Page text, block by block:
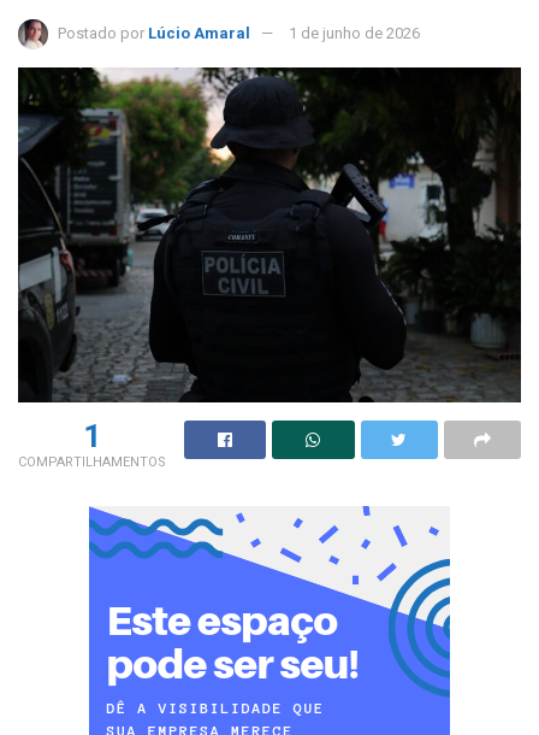
Postado por Lúcio Amaral 1 de junho de 2026
1
COMPARTILHAMENTOS